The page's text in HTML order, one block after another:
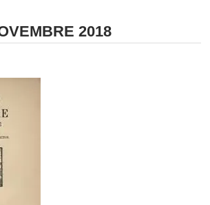
2018